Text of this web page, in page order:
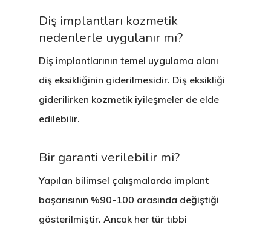
Diş implantları kozmetik
nedenlerle uygulanır mı?
Diş implantlarının temel uygulama alanı
diş eksikliğinin giderilmesidir. Diş eksikliği
giderilirken kozmetik iyileşmeler de elde
edilebilir.
Bir garanti verilebilir mi?
Yapılan bilimsel çalışmalarda implant
başarısının %90-100 arasında değiştiği
gösterilmiştir. Ancak her tür tıbbi